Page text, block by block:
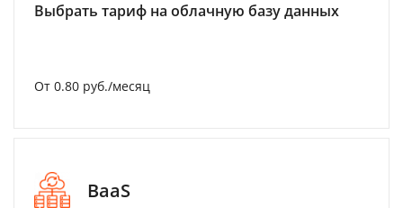
Выбрать тариф на облачную базу данных
От 0.80 руб./месяц
BaaS